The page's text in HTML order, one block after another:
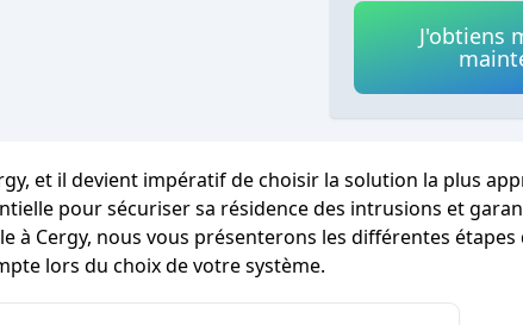
J'obtiens
et il devient impératif de choisir la solution la plus
pour sécuriser sa résidence des intrusions et
Cergy, nous vous présenterons les différentes étapes
lors du choix de votre système.